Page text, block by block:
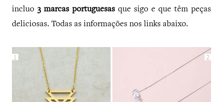
incluo 3 marcas portuguesas que sigo e que têm peças
deliciosas. Todas as informações nos links abaixo.